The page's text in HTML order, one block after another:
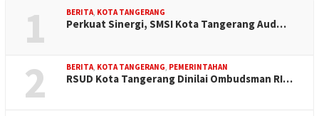
1 BERITA, KOTA TANGERANG
Perkuat Sinergi, SMSI Kota Tangerang Aud…
2 BERITA, KOTA TANGERANG, PEMERINTAHAN
RSUD Kota Tangerang Dinilai Ombudsman RI…